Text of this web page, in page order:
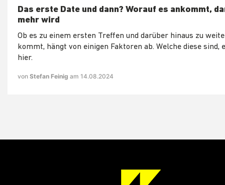
Das erste Date und dann? Worauf es ankommt,
mehr wird
Ob es zu einem ersten Treffen und darüber hinaus zu
kommt, hängt von einigen Faktoren ab. Welche diese sind,
hier.
von Stefan Feinig am 14.08.2024